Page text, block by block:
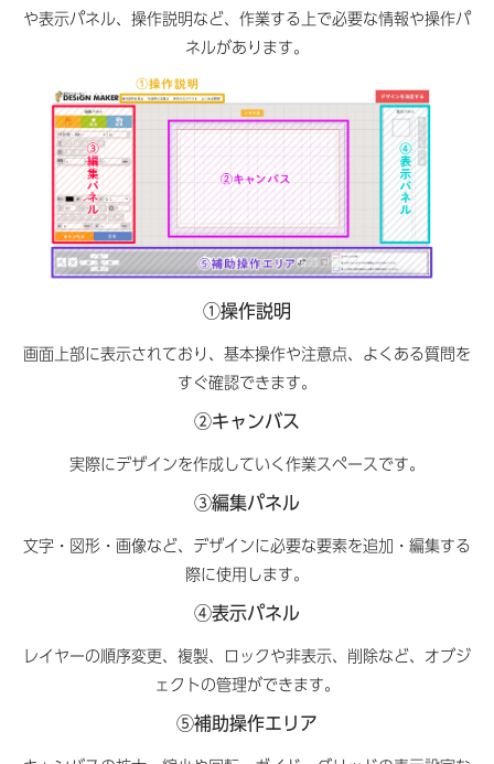
や表示パネル、操作説明など、作業する上で必要な情報や操作パ
ネルがあります。
①操作説明
画面上部に表示されており、基本操作や注意点、よくある質問を
すぐ確認できます。
②キャンバス
実際にデザインを作成していく作業スペースです。
③編集パネル
文字・図形・画像など、デザインに必要な要素を追加・編集する
際に使用します。
④表示パネル
レイヤーの順序変更、複製、ロックや非表示、削除など、オブジ
ェクトの管理ができます。
⑤補助操作エリア